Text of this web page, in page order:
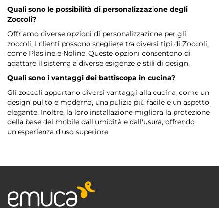
Quali sono le possibilità di personalizzazione degli
Zoccoli?
Offriamo diverse opzioni di personalizzazione per gli
zoccoli. I clienti possono scegliere tra diversi tipi di Zoccoli,
come Plasline e Noline. Queste opzioni consentono di
adattare il sistema a diverse esigenze e stili di design.
Quali sono i vantaggi dei battiscopa in cucina?
Gli zoccoli apportano diversi vantaggi alla cucina, come un
design pulito e moderno, una pulizia più facile e un aspetto
elegante. Inoltre, la loro installazione migliora la protezione
della base del mobile dall'umidità e dall'usura, offrendo
un'esperienza d'uso superiore.